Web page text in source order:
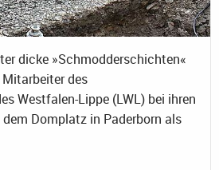
dicke »Schmodderschichten«
des
Westfalen-Lippe (LWL) bei ihren
Domplatz in Paderborn als